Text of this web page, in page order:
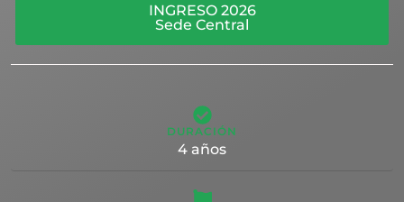
INGRESO 2026
Sede Central
DURACIÓN
4 años